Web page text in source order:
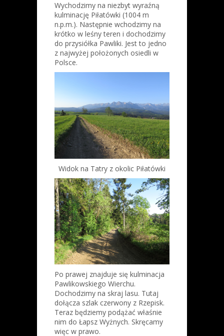
Wychodzimy na niezbyt wyraźną
kulminację Piłatówki (1004 m
n.p.m.). Następnie wchodzimy na
krótko w leśny teren i dochodzimy
do przysiółka Pawliki. Jest to jedno
z najwyżej położonych osiedli w
Polsce.
Widok na Tatry z okolic Piłatówki
Po prawej znajduje się kulminacja
Pawlikowskiego Wierchu.
Dochodzimy na skraj lasu. Tutaj
dołącza szlak czerwony z Rzepisk.
Teraz będziemy podążać właśnie
nim do Łapsz Wyżnych. Skręcamy
więc w prawo.